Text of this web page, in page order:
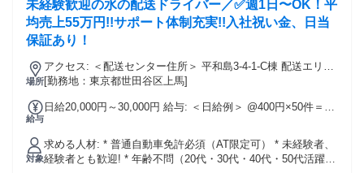
二種 └月給30万円以上 ※固定残業代8万5640円／55時間分 ＋
生活支援手当1万5000円含む
いません。 _/_/_/_/_/_/_/_/_/_/_/_/_/_/_/_/_/_/ ✨活かせる経
験・スキルなど ロケ車輌ドライバー
_/_/_/_/_/_/_/_/_/_/_/_/_/_/_/_/_/_/
未経験歓迎の水の配送ドライバー／✅週1日〜OK！平
均売上55万円!!サポート体制充実!!入社祝い金、日当
保証あり！
場所
アクセス: ＜配送センター住所＞ 平和島3-4-1-C棟 配送エリア
（東京都大田区、品川区、港区、目黒区）
[勤務地：東京都世田谷区上馬]
給与
日給20,000円～30,000円 給与: ＜日給例＞ @400円×50件＝
のスタッフ → 月収52万円！ 経験不要でこれだけ稼げる!! 普
通自動車免許があればOKです！ ----------------------------
・・・・・・・・・・・・・・・・・・・・・・・・・ ＜そ
対象
求める人材: * 普通自動車免許必須（AT限定可） * 未経験者、
経験者とも歓迎! * 年齢不問（20代・30代・40代・50代活躍